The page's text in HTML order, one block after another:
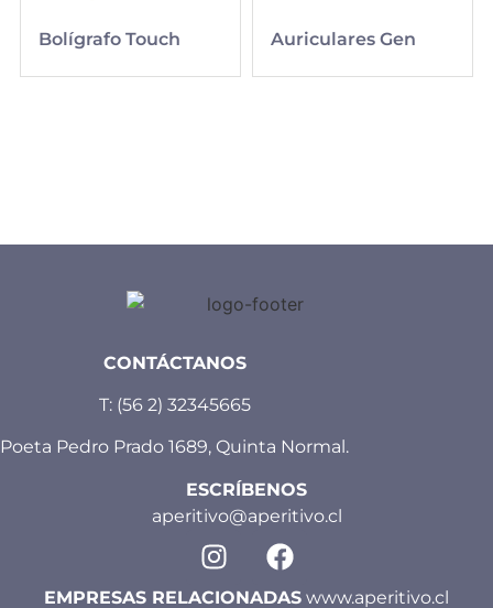
Bolígrafo Touch Auriculares Gen
CONTÁCTANOS
T: (56 2) 32345665
Poeta Pedro Prado 1689, Quinta Normal.
ESCRÍBENOS
aperitivo@aperitivo.cl
EMPRESAS RELACIONADAS www.aperitivo.cl